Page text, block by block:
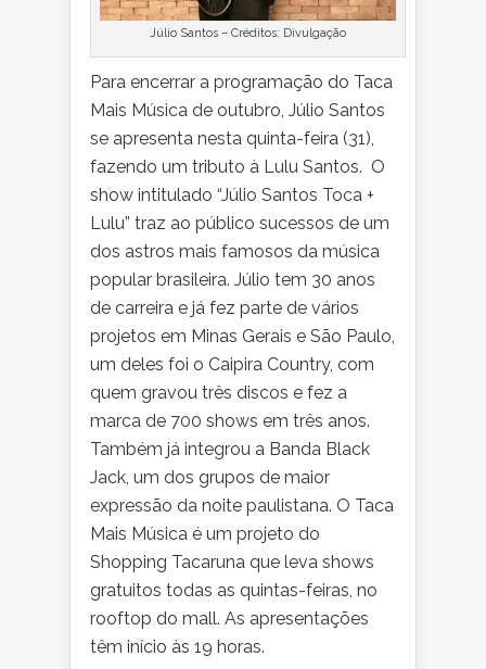
Júlio Santos – Créditos: Divulgação
Para encerrar a programação do Taca
Mais Música de outubro, Júlio Santos
se apresenta nesta quinta-feira (31),
fazendo um tributo à Lulu Santos. O
show intitulado “Júlio Santos Toca +
Lulu” traz ao público sucessos de um
dos astros mais famosos da música
popular brasileira. Júlio tem 30 anos
de carreira e já fez parte de vários
projetos em Minas Gerais e São Paulo,
um deles foi o Caipira Country, com
quem gravou três discos e fez a
marca de 700 shows em três anos.
Também já integrou a Banda Black
Jack, um dos grupos de maior
expressão da noite paulistana. O Taca
Mais Música é um projeto do
Shopping Tacaruna que leva shows
gratuitos todas as quintas-feiras, no
rooftop do mall. As apresentações
têm início às 19 horas.